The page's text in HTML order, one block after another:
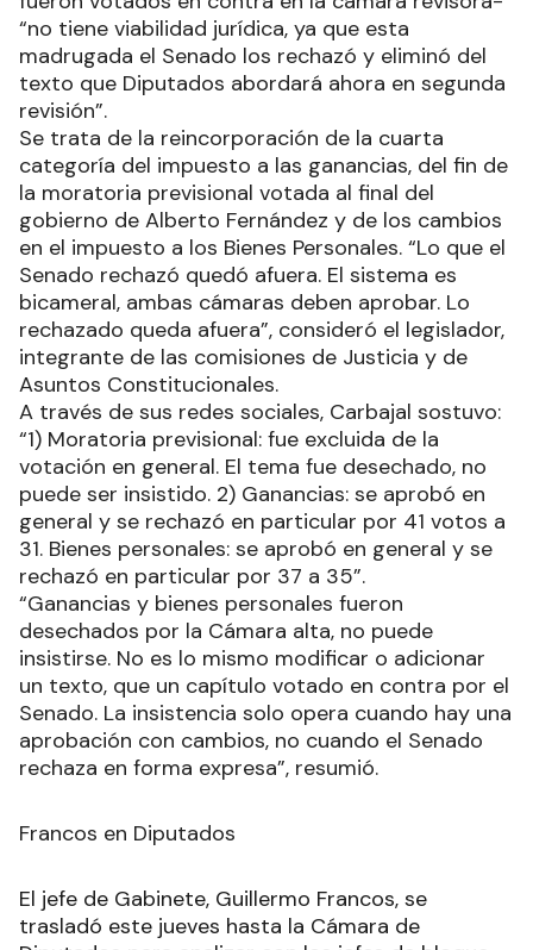
“no tiene viabilidad jurídica, ya que esta
madrugada el Senado los rechazó y eliminó del
texto que Diputados abordará ahora en segunda
revisión”.
Se trata de la reincorporación de la cuarta
categoría del impuesto a las ganancias, del fin de
la moratoria previsional votada al final del
gobierno de Alberto Fernández y de los cambios
en el impuesto a los Bienes Personales. “Lo que el
Senado rechazó quedó afuera. El sistema es
bicameral, ambas cámaras deben aprobar. Lo
rechazado queda afuera”, consideró el legislador,
integrante de las comisiones de Justicia y de
Asuntos Constitucionales.
A través de sus redes sociales, Carbajal sostuvo:
“1) Moratoria previsional: fue excluida de la
votación en general. El tema fue desechado, no
puede ser insistido. 2) Ganancias: se aprobó en
general y se rechazó en particular por 41 votos a
31. Bienes personales: se aprobó en general y se
rechazó en particular por 37 a 35”.
“Ganancias y bienes personales fueron
desechados por la Cámara alta, no puede
insistirse. No es lo mismo modificar o adicionar
un texto, que un capítulo votado en contra por el
Senado. La insistencia solo opera cuando hay una
aprobación con cambios, no cuando el Senado
rechaza en forma expresa”, resumió.
Francos en Diputados
El jefe de Gabinete, Guillermo Francos, se
trasladó este jueves hasta la Cámara de